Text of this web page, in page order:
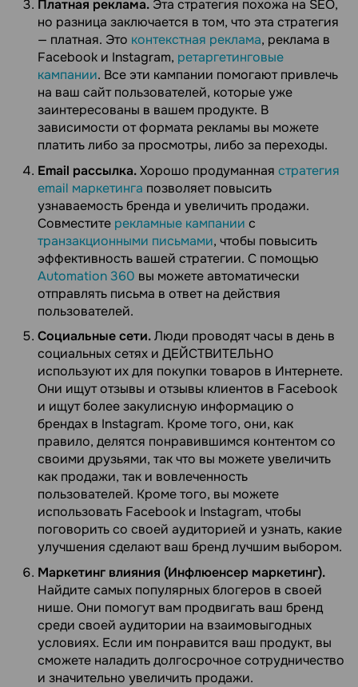
Платная реклама. Эта стратегия похожа на SEO,
но разница заключается в том, что эта стратегия
— платная. Это контекстная реклама, реклама в
Facebook и Instagram, ретаргетинговые
кампании. Все эти кампании помогают привлечь
на ваш сайт пользователей, которые уже
заинтересованы в вашем продукте. В
зависимости от формата рекламы вы можете
платить либо за просмотры, либо за переходы.
Email рассылка.Хорошо продуманная стратегия
email маркетинга позволяет повысить
узнаваемость бренда и увеличить продажи.
Совместите рекламные кампании с
транзакционными письмами, чтобы повысить
эффективность вашей стратегии. С помощью
Automation 360 вы можете автоматически
отправлять письма в ответ на действия
пользователей.
Социальные сети.Люди проводят часы в день в
социальных сетях и ДЕЙСТВИТЕЛЬНО
используют их для покупки товаров в Интернете.
Они ищут отзывы и отзывы клиентов в Facebook
и ищут более закулисную информацию о
брендах в Instagram. Кроме того, они, как
правило, делятся понравившимся контентом со
своими друзьями, так что вы можете увеличить
как продажи, так и вовлеченность
пользователей. Кроме того, вы можете
использовать Facebook и Instagram, чтобы
поговорить со своей аудиторией и узнать, какие
улучшения сделают ваш бренд лучшим выбором.
Маркетинг влияния (Инфлюенсер маркетинг).
Найдите самых популярных блогеров в своей
нише. Они помогут вам продвигать ваш бренд
среди своей аудитории на взаимовыгодных
условиях. Если им понравится ваш продукт, вы
сможете наладить долгосрочное сотрудничество
и значительно увеличить продажи.